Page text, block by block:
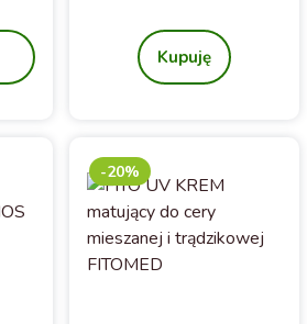
nawilżający i
hipoalergiczny balsam do
ciała, który intensywnie
Preparat chroni skórę
przed szkodliwym
wpływem czynników
zewnętrznych, poprawiając
jej elastyczność i komfort.
Kupuję
-20%